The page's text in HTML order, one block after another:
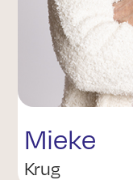
Mieke
Krug